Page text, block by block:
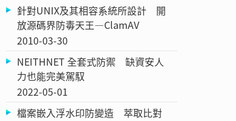
針對UNIX及其相容系統所設計 開
放源碼界防毒天王—ClamAV
2010-03-30
NEITHNET 全套式防禦 缺資安人
力也能完美駕馭
2022-05-01
檔案嵌入浮水印防變造 萃取比對